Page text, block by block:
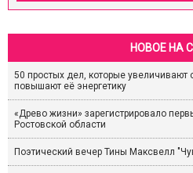
НОВОЕ НА
50 простых дел, которые
повышают её энергетику
«Древо жизни» зарегистрировало
Ростовской области
Поэтический вечер Тины Максвелл